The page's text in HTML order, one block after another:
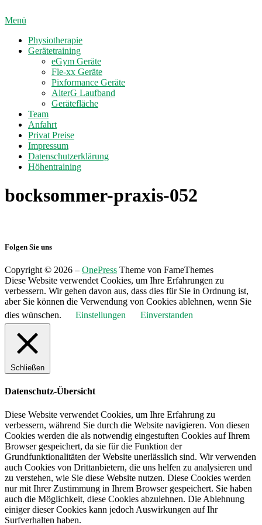
zum
Menü
Physiotherapie
Gerätetraining
eGym Geräte
Fle-xx Geräte
Pixformance Geräte
AlterG Laufband
Gerätefläche
Team
Anfahrt
Privat Preise
Impressum
Datenschutzerklärung
Höhentraining
bocksommer-praxis-052
Folgen Sie uns
Copyright © 2026 – OnePress Theme von FameThemes
Diese Website verwendet Cookies, um Ihre Erfahrungen zu
verbessern. Wir gehen davon aus, dass dies für Sie in Ordnung ist,
aber Sie können die Verwendung von Cookies ablehnen, wenn Sie
dies wünschen.
Einstellungen Einverstanden
Schließen
Datenschutz-Übersicht
Diese Website verwendet Cookies, um Ihre Erfahrung zu
verbessern, während Sie durch die Website navigieren. Von diesen
Cookies werden die als notwendig eingestuften Cookies auf Ihrem
Browser gespeichert, da sie für die Funktion der
Grundfunktionalitäten der Website unerlässlich sind. Wir verwenden
auch Cookies von Drittanbietern, die uns helfen zu analysieren und
zu verstehen, wie Sie diese Website nutzen. Diese Cookies werden
nur mit Ihrer Zustimmung in Ihrem Browser gespeichert. Sie haben
auch die Möglichkeit, diese Cookies abzulehnen. Die Ablehnung
einiger dieser Cookies kann jedoch Auswirkungen auf Ihr
Surfverhalten haben.